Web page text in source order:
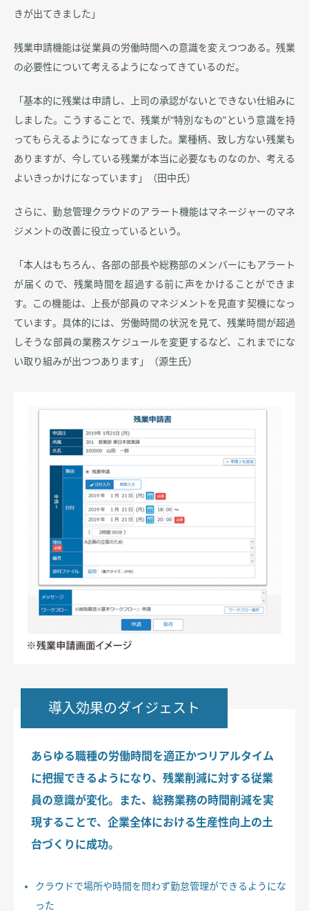
きが出てきました」
残業申請機能は従業員の労働時間への意識を変えつつある。残業
の必要性について考えるようになってきているのだ。
「基本的に残業は申請し、上司の承認がないとできない仕組みに
しました。こうすることで、残業が“特別なもの”という意識を持
ってもらえるようになってきました。業種柄、致し方ない残業も
ありますが、今している残業が本当に必要なものなのか、考える
よいきっかけになっています」（田中氏）
さらに、勤怠管理クラウドのアラート機能はマネージャーのマネ
ジメントの改善に役立っているという。
「本人はもちろん、各部の部長や総務部のメンバーにもアラート
が届くので、残業時間を超過する前に声をかけることができま
す。この機能は、上長が部員のマネジメントを見直す契機になっ
ています。具体的には、労働時間の状況を見て、残業時間が超過
しそうな部員の業務スケジュールを変更するなど、これまでにな
い取り組みが出つつあります」（源生氏）
導入効果のダイジェスト
あらゆる職種の労働時間を適正かつリアルタイム
に把握できるようになり、残業削減に対する従業
員の意識が変化。また、総務業務の時間削減を実
現することで、企業全体における生産性向上の土
台づくりに成功。
クラウドで場所や時間を問わず勤怠管理ができるようにな
った